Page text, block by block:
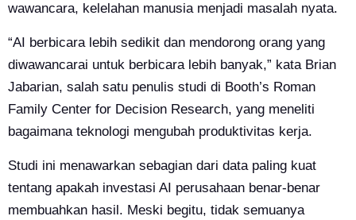
wawancara, kelelahan manusia menjadi masalah nyata.
“AI berbicara lebih sedikit dan mendorong orang yang
diwawancarai untuk berbicara lebih banyak,” kata Brian
Jabarian, salah satu penulis studi di Booth’s Roman
Family Center for Decision Research, yang meneliti
bagaimana teknologi mengubah produktivitas kerja.
Studi ini menawarkan sebagian dari data paling kuat
tentang apakah investasi AI perusahaan benar-benar
membuahkan hasil. Meski begitu, tidak semuanya